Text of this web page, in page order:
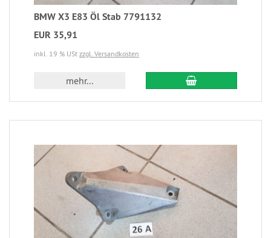
BMW X3 E83 Öl Stab 7791132
EUR 35,91
inkl. 19 % USt zzgl. Versandkosten
mehr...